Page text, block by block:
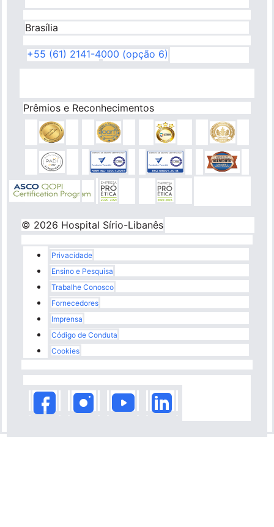
Brasília
+55 (61) 2141-4000 (opção 6)
Prêmios e Reconhecimentos
© 2026 Hospital Sírio-Libanês
Rodapé
Privacidade
Ensino e Pesquisa
Trabalhe Conosco
Fornecedores
Imprensa
Código de Conduta
Cookies